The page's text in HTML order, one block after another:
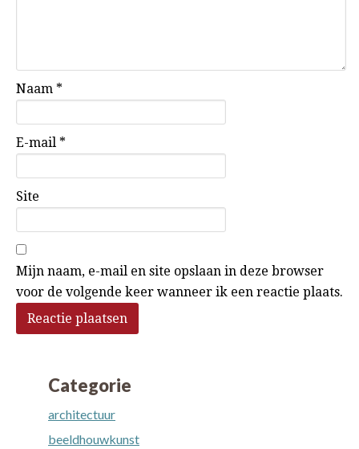
Naam *
E-mail *
Site
Mijn naam, e-mail en site opslaan in deze browser
voor de volgende keer wanneer ik een reactie plaats.
Categorie
architectuur
beeldhouwkunst